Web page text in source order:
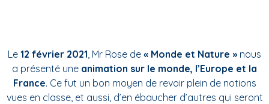
Le 12 février 2021 , Mr Rose de « Monde et Nature » nous
a présenté une animation sur le monde, l’Europe et la
France. Ce fut un bon moyen de revoir plein de notions
vues en classe, et aussi, d’en ébaucher d’autres qui seront